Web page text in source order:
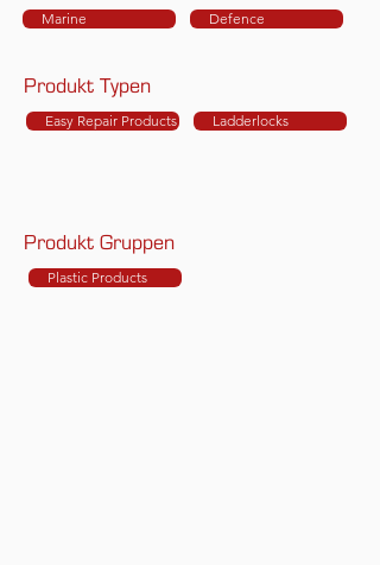
Marine Defence
Produkt Typen
Easy Repair Products Ladderlocks
Produkt Gruppen
Plastic Products